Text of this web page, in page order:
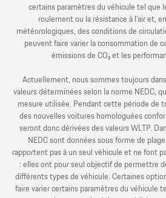
certains paramètres du véhicule tel que
roulement ou la résistance à l’air et,
météorologiques, des conditions de
peuvent faire varier la consommation de
émissions de CO₂ et les
Actuellement, nous sommes toujours
valeurs déterminées selon la norme NEDC,
mesure utilisée. Pendant cette période de
des nouvelles voitures homologuées
seront donc dérivées des valeurs WLTP.
NEDC sont données sous forme de
rapportent pas à un seul véhicule et ne font
: elles ont pour seul objectif de permettre
différents types de véhicule. Certaines
faire varier certains paramètres du véhicule